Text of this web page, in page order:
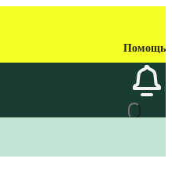
Помощь